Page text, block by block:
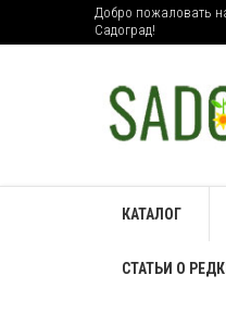
Добро пожаловать
Садоград!
КАТАЛОГ
СТАТЬИ О